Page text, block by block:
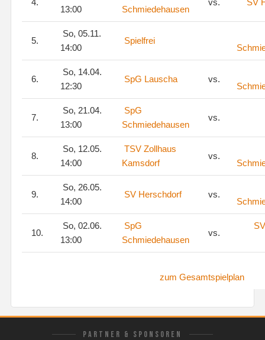
4.
13:00
Schmiedehausen
vs. SV
5.
So, 05.11.
14:00
Spielfrei
6.
So, 14.04.
12:30
SpG Lauscha vs.
7.
So, 21.04.
13:00
SpG
Schmiedehausen
vs.
8.
So, 12.05.
14:00
TSV Zollhaus
Kamsdorf
vs.
9.
So, 26.05.
14:00
SV Herschdorf vs.
10.
So, 02.06.
13:00
SpG
Schmiedehausen
vs.
zum Gesamtspielplan
PARTNER & SPONSOREN